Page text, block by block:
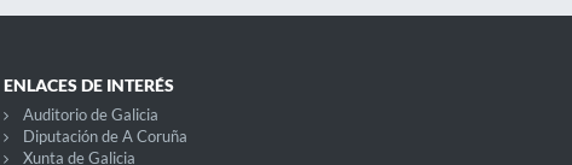
ENLACES DE INTERÉS
Auditorio de Galicia
Diputación de A Coruña
Xunta de Galicia